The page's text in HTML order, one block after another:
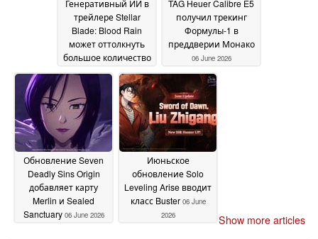
Генеративный ИИ в
трейлере Stellar
Blade: Blood Rain
может оттолкнуть
большое количество
07 June 2026
TAG Heuer Calibre E5
получил трекинг
Формулы-1 в
преддверии Монако
06 June 2026
Обновление Seven
Deadly Sins Origin
добавляет карту
Merlin и Sealed
Sanctuary 06 June 2026
Июньское
обновление Solo
Leveling Arise вводит
класс Buster 06 June
2026
Show more articles